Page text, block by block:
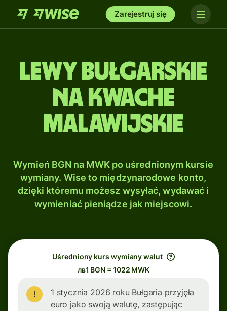
Zarejestruj się
Lewy bułgarskie
na Kwache
malawijskie
Wymień BGN na MWK po uśrednionym kursie
wymiany. Wise to międzynarodowe konto,
dzięki któremu możesz wysyłać, wydawać i
wymieniać pieniądze jak miejscowi.
Uśredniony kurs wymiany walut
лв1 BGN = 1022 MWK
1 stycznia 2026 roku Bułgaria przyjęła
euro jako swoją walutę, zastępując